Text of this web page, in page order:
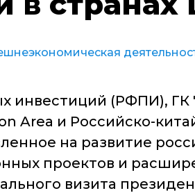
инвестиций (РФПИ), ГК
Area и Российско-
на развитие
проектов и
визита